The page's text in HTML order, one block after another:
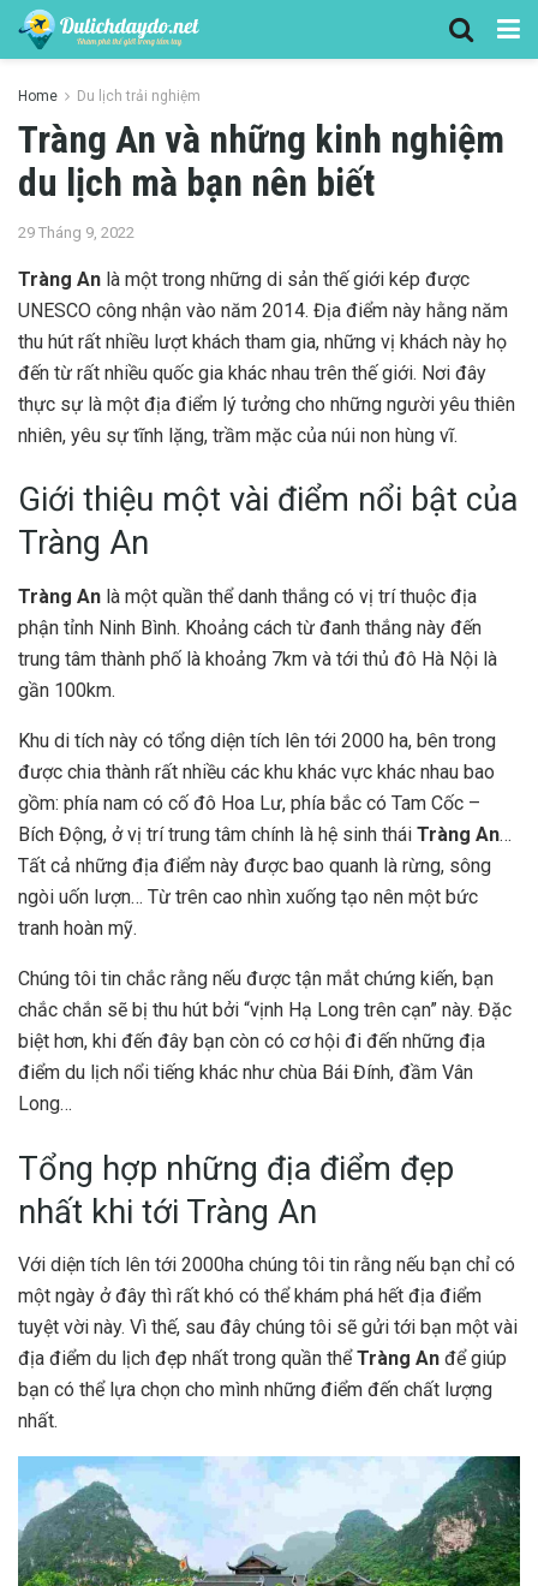
Home Du lịch trải nghiệm
Tràng An và những kinh nghiệm
du lịch mà bạn nên biết
29 Tháng 9, 2022
Tràng An là một trong những di sản thế giới kép được
UNESCO công nhận vào năm 2014. Địa điểm này hằng năm
thu hút rất nhiều lượt khách tham gia, những vị khách này họ
đến từ rất nhiều quốc gia khác nhau trên thế giới. Nơi đây
thực sự là một địa điểm lý tưởng cho những người yêu thiên
nhiên, yêu sự tĩnh lặng, trầm mặc của núi non hùng vĩ.
Giới thiệu một vài điểm nổi bật của
Tràng An
Tràng An là một quần thể danh thắng có vị trí thuộc địa
phận tỉnh Ninh Bình. Khoảng cách từ đanh thắng này đến
trung tâm thành phố là khoảng 7km và tới thủ đô Hà Nội là
gần 100km.
Khu di tích này có tổng diện tích lên tới 2000 ha, bên trong
được chia thành rất nhiều các khu khác vực khác nhau bao
gồm: phía nam có cố đô Hoa Lư, phía bắc có Tam Cốc –
Bích Động, ở vị trí trung tâm chính là hệ sinh thái Tràng An…
Tất cả những địa điểm này được bao quanh là rừng, sông
ngòi uốn lượn… Từ trên cao nhìn xuống tạo nên một bức
tranh hoàn mỹ.
Chúng tôi tin chắc rằng nếu được tận mắt chứng kiến, bạn
chắc chắn sẽ bị thu hút bởi “vịnh Hạ Long trên cạn” này. Đặc
biệt hơn, khi đến đây bạn còn có cơ hội đi đến những địa
điểm du lịch nổi tiếng khác như chùa Bái Đính, đầm Vân
Long…
Tổng hợp những địa điểm đẹp
nhất khi tới Tràng An
Với diện tích lên tới 2000ha chúng tôi tin rằng nếu bạn chỉ có
một ngày ở đây thì rất khó có thể khám phá hết địa điểm
tuyệt vời này. Vì thế, sau đây chúng tôi sẽ gửi tới bạn một vài
địa điểm du lịch đẹp nhất trong quần thểTràng An để giúp
bạn có thể lựa chọn cho mình những điểm đến chất lượng
nhất.